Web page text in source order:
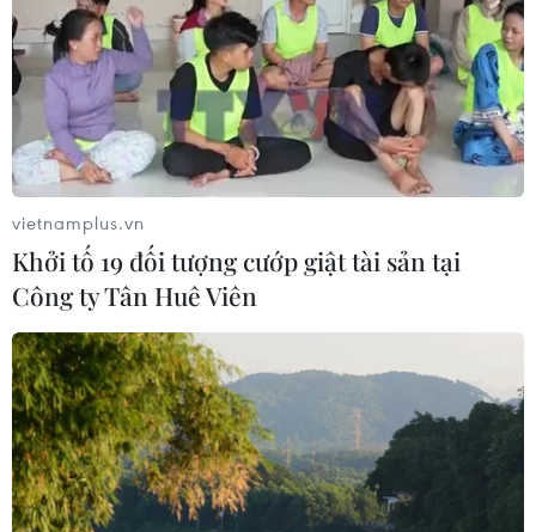
07/08/2026 00:50
Ớt nhập khẩu từ Mexico khiến hàng
trăm người tiêu dùng Mỹ nhiễm
khuẩn Salmonella
07/08/2026 00:43
Bánh xèo tôm nhảy - món ăn phải
thử khi đến Quy Nhơn
07/08/2026 00:00
Chưa có bằng chứng truyền máu trẻ
giúp chống lão hóa
06/08/2026 23:16
vietnamplus.vn
Khởi tố 19 đối tượng cướp giật tài sản tại
Công ty Tân Huê Viên